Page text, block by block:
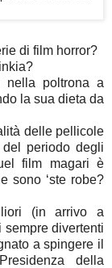
di film horror?
nella poltrona a
la sua dieta da
delle pellicole
periodo degli
film magari è
sono ‘ste robe?
(in arrivo a
sempre divertenti
a spingere il
della